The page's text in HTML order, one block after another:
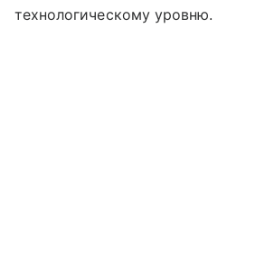
технологическому уровню.